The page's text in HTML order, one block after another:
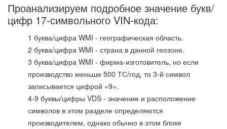
Проанализируем подробное значение букв/
цифр 17-символьного VIN-кода:
1 буква/цифра WMI - географическая область.
2 буква/цифра WMI - страна в данной геозоне.
3 буква/цифра WMI - фирма-изготовитель, но если
производство меньше 500 ТС/год, то 3-й символ
записывается цифрой «9».
4-9 буквы/цифры VDS - значение и расположение
символов в этом разделе определяются
производителем, однако обычно в этом блоке